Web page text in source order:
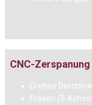
CNC-Zerspanung
Drehen
Fräsen (5